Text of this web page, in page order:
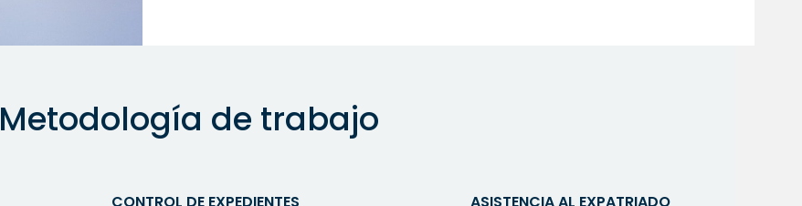
Metodología de trabajo